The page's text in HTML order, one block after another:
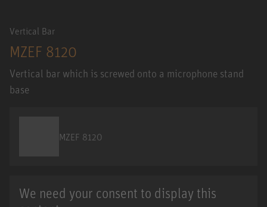
Vertical Bar
MZEF 8120
Vertical bar which is screwed onto a microphone stand
base
MZEF 8120
We need your consent to display this